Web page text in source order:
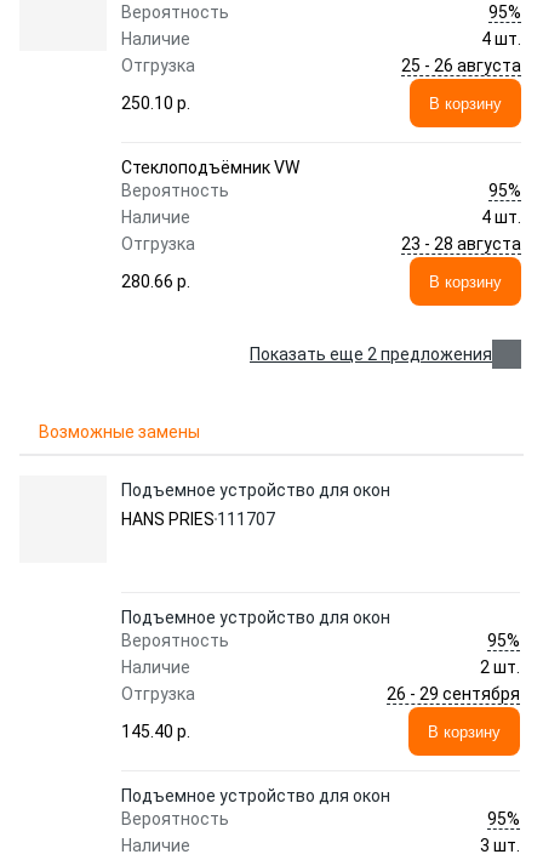
Вероятность
95%
Наличие
4 шт.
Отгрузка
25 - 26 августа
250.10 p.
В корзину
Стеклоподъёмник VW
Вероятность
95%
Наличие
4 шт.
Отгрузка
23 - 28 августа
280.66 p.
В корзину
Показать еще 2 предложения
Возможные замены
Подъемное устройство для окон
HANS PRIES 111707
Подъемное устройство для окон
Вероятность
95%
Наличие
2 шт.
Отгрузка
26 - 29 сентября
145.40 p.
В корзину
Подъемное устройство для окон
Вероятность
95%
Наличие
3 шт.